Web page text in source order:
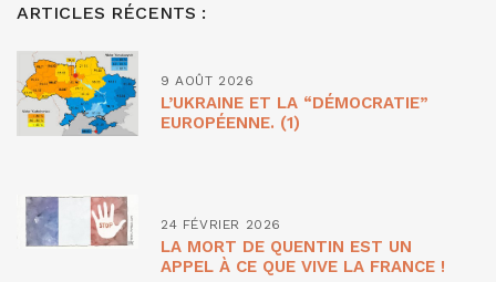
ARTICLES RÉCENTS :
9 AOÛT 2026
L’UKRAINE ET LA “DÉMOCRATIE”
EUROPÉENNE. (1)
24 FÉVRIER 2026
LA MORT DE QUENTIN EST UN
APPEL À CE QUE VIVE LA FRANCE !